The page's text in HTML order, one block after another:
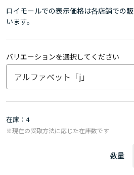
ロイモールでの表示価格は各店舗での
います。
バリエーションを選択してください
在庫 4
※現在の受取方法に応じた在庫数です
数量